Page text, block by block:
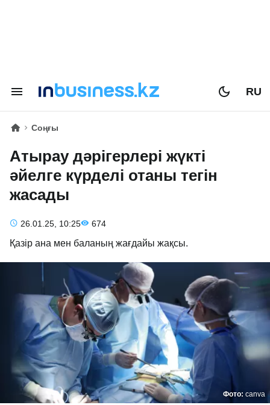
RU
Соңғы
Атырау дәрігерлері жүкті
әйелге күрделі отаны тегін
жасады
26.01.25, 10:25 674
Қазір ана мен баланың жағдайы жақсы.
Фото: canva